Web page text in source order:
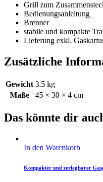
Grill zum
Bedienungsanleitung
Brenner
stabile und kompakte
Lieferung exkl.
Zusätzliche
Gewicht 3.5 kg
Maße
45 × 30 × 4 cm
Das könnte dir
In den Warenkorb
Kompakter und zerlegbarer